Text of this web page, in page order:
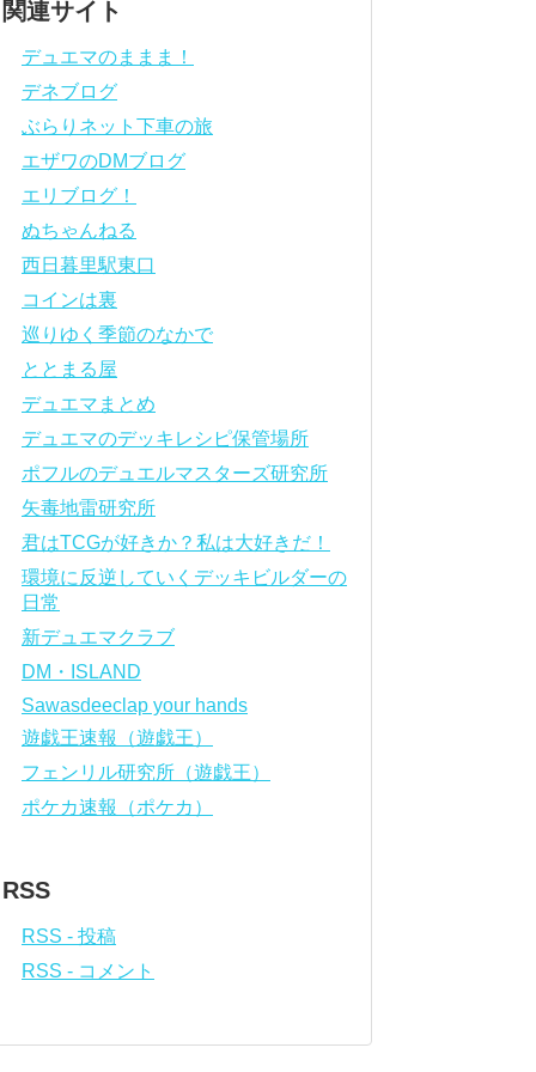
関連サイト
デュエマのままま！
デネブログ
ぶらりネット下車の旅
エザワのDMブログ
エリブログ！
ぬちゃんねる
西日暮里駅東口
コインは裏
巡りゆく季節のなかで
ととまる屋
デュエマまとめ
デュエマのデッキレシピ保管場所
ポフルのデュエルマスターズ研究所
矢毒地雷研究所
君はTCGが好きか？私は大好きだ！
環境に反逆していくデッキビルダーの
日常
新デュエマクラブ
DM・ISLAND
Sawasdeeclap your hands
遊戯王速報（遊戯王）
フェンリル研究所（遊戯王）
ポケカ速報（ポケカ）
RSS
RSS - 投稿
RSS - コメント